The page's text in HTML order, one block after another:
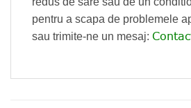
pentru a scapa de problemele
sau trimite-ne un mesaj: